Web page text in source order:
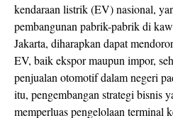
kendaraan listrik (EV) nasional,
pembangunan pabrik-pabrik di
Jakarta, diharapkan dapat
EV, baik ekspor maupun impor,
penjualan otomotif dalam negeri
itu, pengembangan strategi bisnis
memperluas pengelolaan terminal